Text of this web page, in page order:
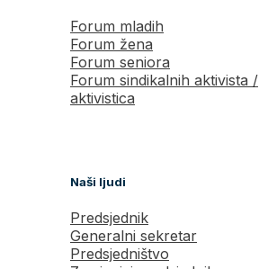
Forum mladih
Forum žena
Forum seniora
Forum sindikalnih aktivista /
aktivistica
Naši ljudi
Predsjednik
Generalni sekretar
Predsjedništvo